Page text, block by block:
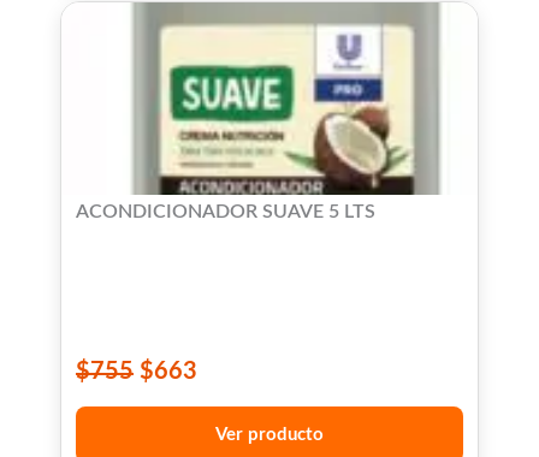
ACONDICIONADOR SUAVE 5 LTS
$755 $663
Ver producto